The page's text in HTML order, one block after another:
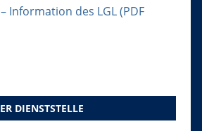
Information des LGL(PDF
DIENSTSTELLE